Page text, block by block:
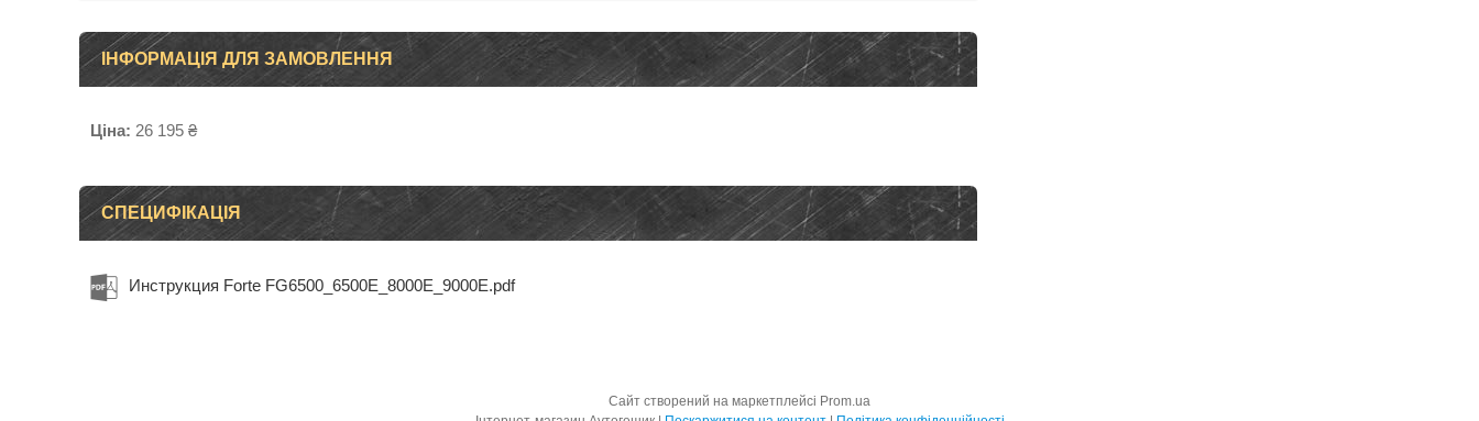
ІНФОРМАЦІЯ ДЛЯ ЗАМОВЛЕННЯ
Ціна: 26 195 ₴
СПЕЦИФІКАЦІЯ
Инструкция Forte FG6500_6500E_8000E_9000E.pdf
Сайт створений на маркетплейсі Prom.ua